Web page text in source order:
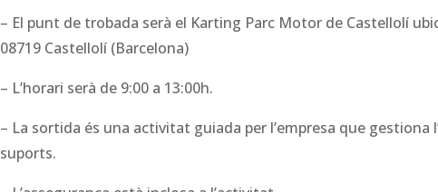
– El punt de trobada serà el Karting Parc Motor de Castellolí
08719 Castellolí (Barcelona)
– L’horari serà de 9:00 a 13:00h.
– La sortida és una activitat guiada per l’empresa que gestiona
suports.